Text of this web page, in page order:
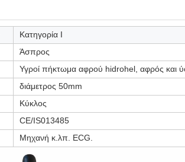
Κατηγορία Ι
Άσπρος
Υγροί πήκτωμα αφρού hidrohel, αφρός και
διάμετρος 50mm
Κύκλος
CE/IS013485
Μηχανή κ.λπ. ECG.